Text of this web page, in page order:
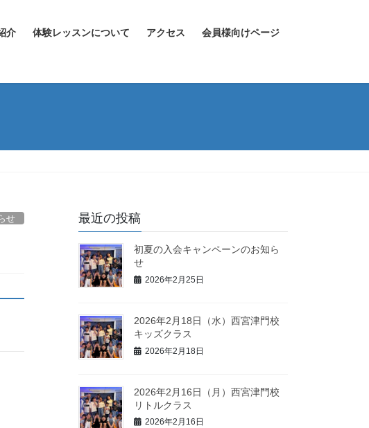
介 体験レッスンについて アクセス 会員様向けページ
せ 最近の投稿
初夏の入会キャンペーンのお知ら
せ
2026年2月25日
2026年2月18日（水）西宮津門校
キッズクラス
2026年2月18日
2026年2月16日（月）西宮津門校
リトルクラス
2026年2月16日